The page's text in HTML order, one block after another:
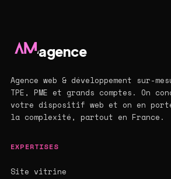
agence
Agence web & développement sur-
TPE, PME et grands comptes. On
votre dispositif web et on en
la complexité, partout en France.
EXPERTISES
Site vitrine